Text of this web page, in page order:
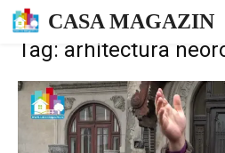
CASA MAGAZIN
Tag: arhitectura